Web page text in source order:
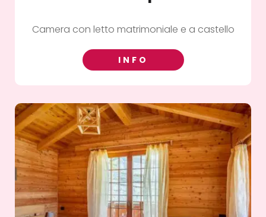
Camera con letto matrimoniale e a castello
INFO